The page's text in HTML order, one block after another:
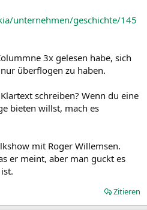
unternehmen/geschichte/145
3x gelesen habe, sich
überflogen zu haben.
schreiben? Wenn du eine
bieten willst, mach es
mit Roger Willemsen.
er meint, aber man guckt es
Zitieren